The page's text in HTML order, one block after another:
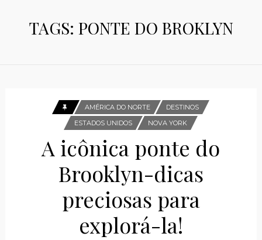
TAGS: PONTE DO BROKLYN
AMÉRICA DO NORTE
DESTINOS
ESTADOS UNIDOS
NOVA YORK
A icônica ponte do
Brooklyn-dicas
preciosas para
explorá-la!